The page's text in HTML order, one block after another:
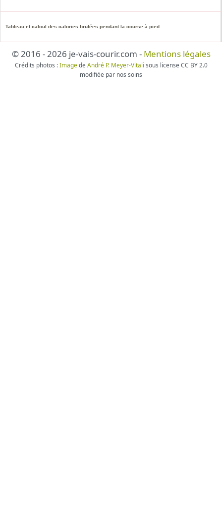
Tableau et calcul des calories brulées pendant la course à pied
© 2016 - 2026 je-vais-courir.com - Mentions légales
Crédits photos :Image de André P. Meyer-Vitali sous license CC BY 2.0
modifiée par nos soins